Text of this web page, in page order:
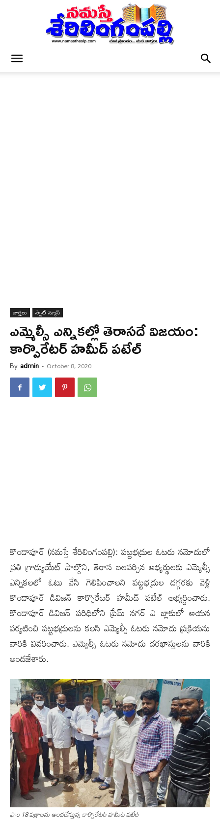
వార్త‌లు స్పాట్ న్యూస్
ఎమ్మెల్సీ ఎన్నిక‌ల్లో తెరాస‌దే విజ‌యం:
కార్పొరేటర్ హమీద్ పటేల్
By admin - October 8, 2020
కొండాపూర్ (న‌మ‌స్తే శేరిలింగంపల్లి): పట్టభద్రుల ఓటరు నమోదులో
ప్రతి గ్రాడ్యుయేట్ పాల్గొని, తెరాస‌ బలపర్చిన అభ్యర్థులకు ఎమ్యెల్సీ
ఎన్నికలలో ఓటు వేసి గెలిపించాలని పట్టభద్రుల దగ్గరకు వెళ్లి
కొండాపూర్ డివిజన్ కార్పొరేటర్ హమీద్ పటేల్ అభ్యర్ధించారు.
కొండాపూర్ డివిజన్ పరిధిలోని ప్రేమ్ నగర్ ఎ బ్లాకులో ఆయ‌న‌
పర్యటించి పట్టభద్రులను కలసి ఎమ్యెల్సీ ఓటరు నమోదు ప్రక్రియను
వారికి వివరించారు. ఎమ్యెల్సీ ఓటరు నమోదు దరఖాస్తుల‌ను వారికి
అందజేశారు.
ఫాం 18 ప‌త్రాల‌ను అంద‌జేస్తున్న కార్పొరేటర్ హమీద్ పటేల్